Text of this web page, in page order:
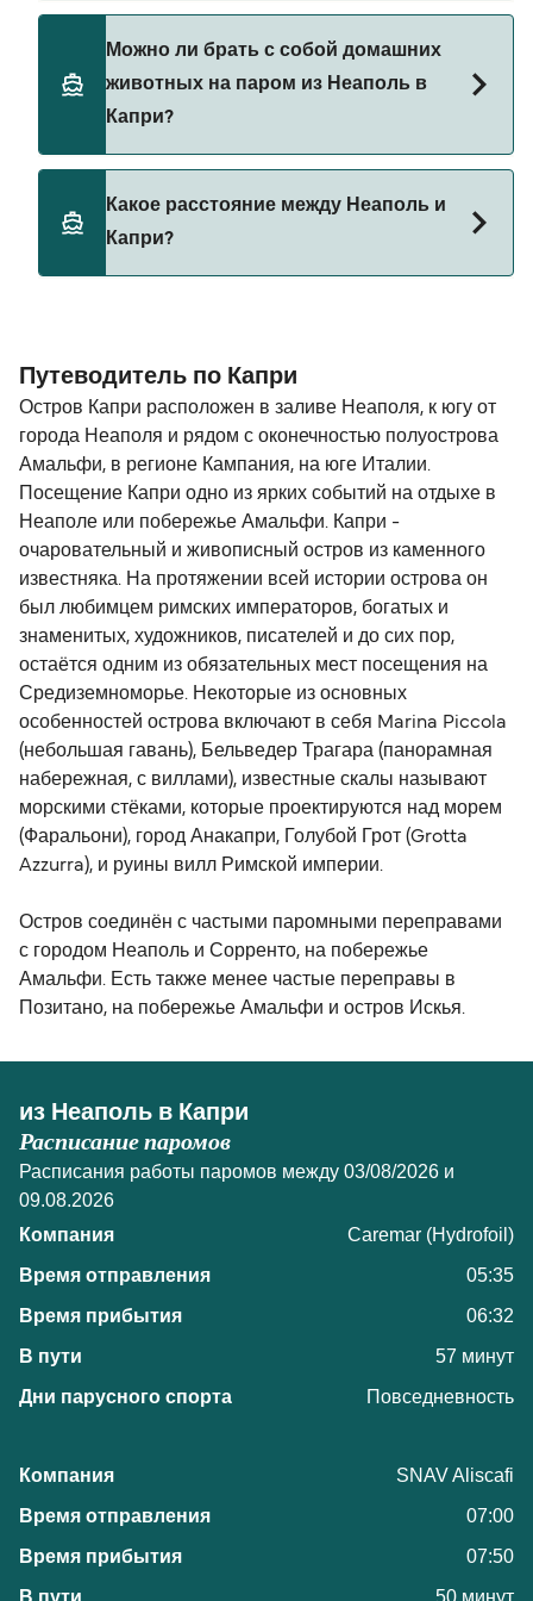
Caremar
Caremar (Hydrofoil)
Caremar
Можно ли брать с собой домашних
животных на паром из Неаполь в
Капри?
борт парома. Возможно, вам понадобится
паспорт для питомца. Пожалуйста, ознакомьтесь
с правилами перевозки животных у операторов
SNAV
NLG
Caremar
Какое расстояние между Неаполь и
Капри?
Путеводитель по Капри
Остров Капри расположен в заливе Неаполя, к югу от
города Неаполя и рядом с оконечностью полуострова
Амальфи, в регионе Кампания, на юге Италии.
Посещение Капри одно из ярких событий на отдыхе в
Неаполе или побережье Амальфи. Капри -
очаровательный и живописный остров из каменного
известняка. На протяжении всей истории острова он
был любимцем римских императоров, богатых и
знаменитых, художников, писателей и до сих пор,
остаётся одним из обязательных мест посещения на
Средиземноморье. Некоторые из основных
особенностей острова включают в себя Marina Piccola
(небольшая гавань), Бельведер Трагара (панорамная
набережная, с виллами), известные скалы называют
морскими стёками, которые проектируются над морем
(Фаральони), город Анакапри, Голубой Грот (Grotta
Azzurra), и руины вилл Римской империи.
Остров соединён с частыми паромными переправами
с городом Неаполь и Сорренто, на побережье
Амальфи. Есть также менее частые переправы в
Позитано, на побережье Амальфи и остров Искья.
из Неаполь в Капри
Расписание паромов
Расписания работы паромов между 03/08/2026 и
09.08.2026
Caremar (Hydrofoil)
05:35
06:32
57 минут
Повседневность
SNAV Aliscafi
07:00
07:50